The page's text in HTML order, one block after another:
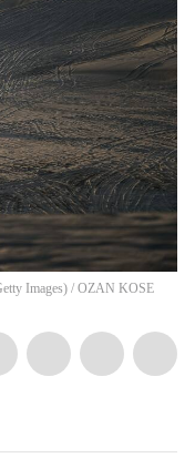
Images) / OZAN KOSE